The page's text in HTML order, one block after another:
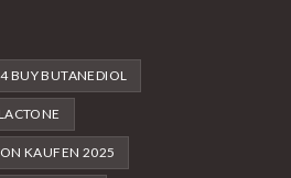
BUY BUTANEDIOL
KAUFEN 2025